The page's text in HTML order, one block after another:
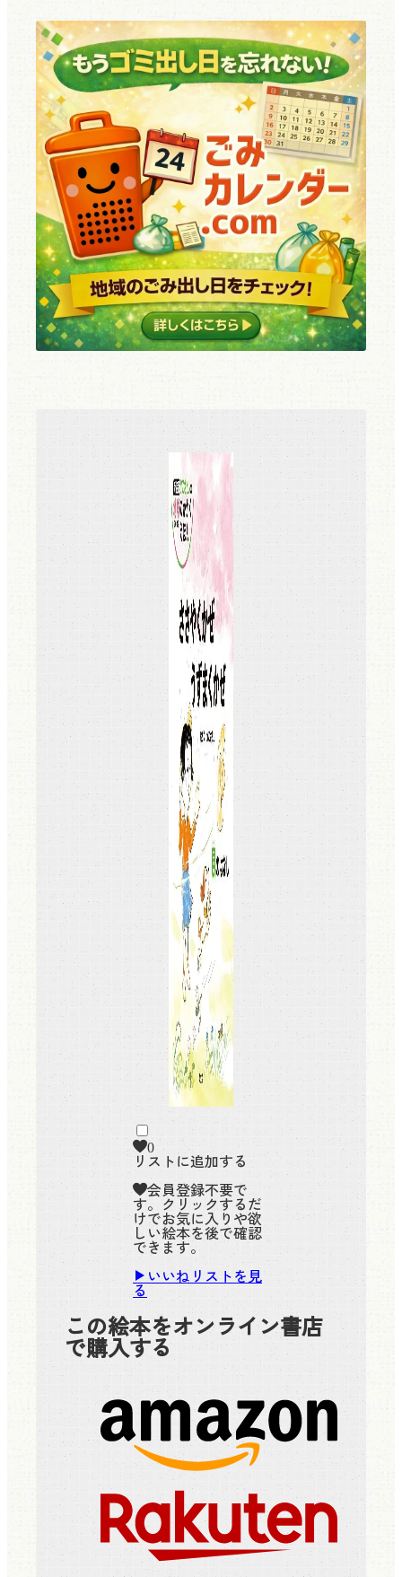
0
リストに追加する
会員登録不要で
す。クリックするだ
けでお気に入りや欲
しい絵本を後で確認
できます。
いいねリストを見
る
この絵本をオンライン書店
で購入する